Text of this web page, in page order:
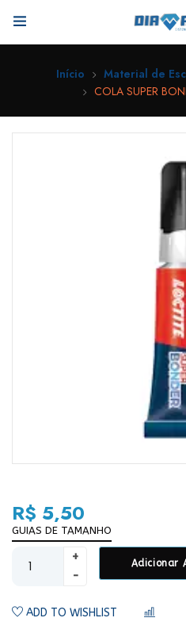
Início Material de
COLA SUPER
R$ 5,50
GUIAS DE TAMANHO
Adicionar
ADD TO WISHLIST